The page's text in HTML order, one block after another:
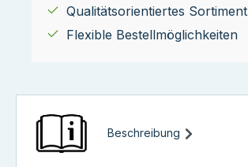
Qualitätsorientiertes Sortiment
Flexible Bestellmöglichkeiten
Beschreibung